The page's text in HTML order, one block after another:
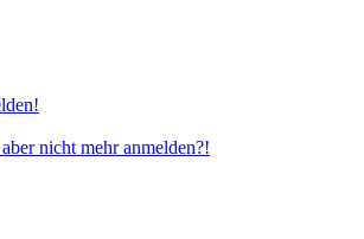
nicht mehr anmelden?!